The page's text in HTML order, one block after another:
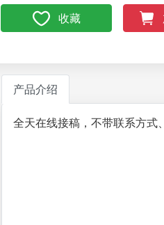
收藏
产品介绍
全天在线接稿，不带联系方式